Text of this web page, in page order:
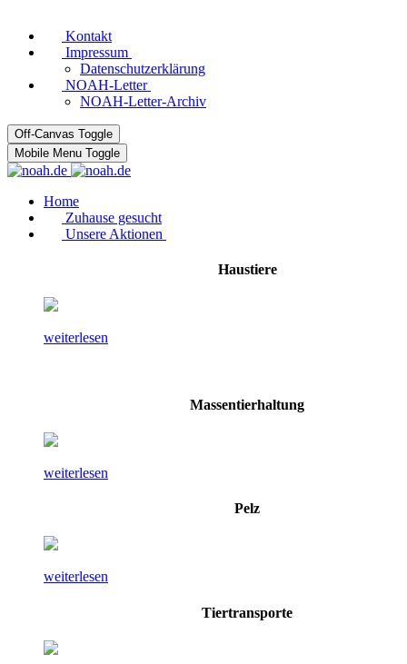
Kontakt
Impressum
Datenschutzerklärung
NOAH-Letter
NOAH-Letter-Archiv
Off-Canvas Toggle
Mobile Menu Toggle
Home
Zuhause gesucht
Unsere Aktionen
Haustiere
weiterlesen
Massentierhaltung
weiterlesen
Pelz
weiterlesen
Tiertransporte